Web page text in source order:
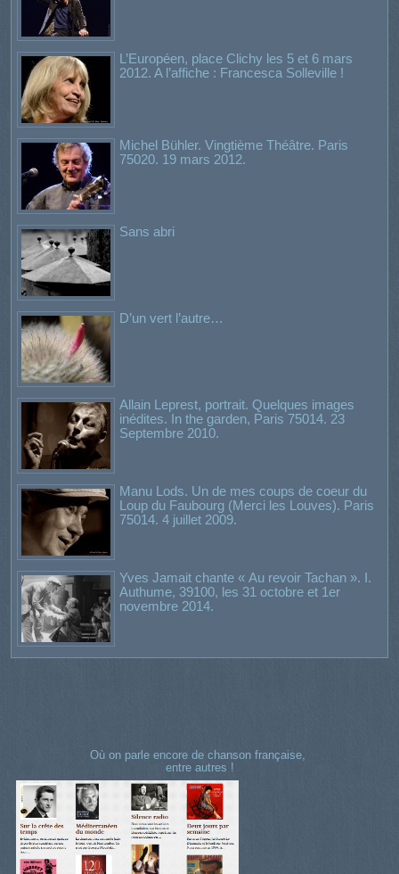
L’Européen, place Clichy les 5 et 6 mars
2012. A l’affiche : Francesca Solleville !
Michel Bühler. Vingtième Théâtre. Paris
75020. 19 mars 2012.
Sans abri
D’un vert l’autre…
Allain Leprest, portrait. Quelques images
inédites. In the garden, Paris 75014. 23
Septembre 2010.
Manu Lods. Un de mes coups de coeur du
Loup du Faubourg (Merci les Louves). Paris
75014. 4 juillet 2009.
Yves Jamait chante « Au revoir Tachan ». I.
Authume, 39100, les 31 octobre et 1er
novembre 2014.
Où on parle encore de chanson française,
entre autres !